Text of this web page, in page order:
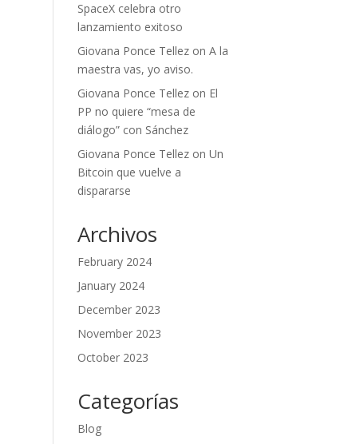
SpaceX celebra otro
lanzamiento exitoso
Giovana Ponce Tellez onA la
maestra vas, yo aviso.
Giovana Ponce Tellez on El
PP no quiere “mesa de
diálogo” con Sánchez
Giovana Ponce Tellez onUn
Bitcoin que vuelve a
dispararse
Archivos
February 2024
January 2024
December 2023
November 2023
October 2023
Categorías
Blog